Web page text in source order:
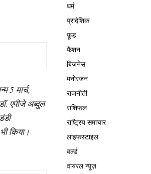
5 मार्च,
.एपीजे अब्दुल
भी किया।
धर्म
प्रादेशिक
फ़ूड
फैशन
बिज़नेस
मनोरंजन
राजनीती
राशिफल
राष्ट्रिय समाचार
लाइफस्टाइल
वर्ल्ड
वायरल न्यूज़